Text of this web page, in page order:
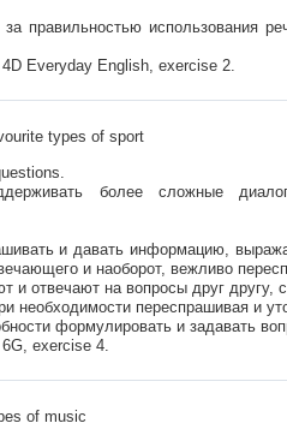
за правильностью использования
Everyday English, exercise 2.
types of sport
более сложные
и давать информацию,
и наоборот, вежливо
и отвечают на вопросы друг другу,
необходимости переспрашивая и
формулировать и задавать
exercise 4.
of music